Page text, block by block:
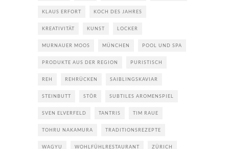
KLAUS ERFORT KOCH DES JAHRES
KREATIVITÄT KUNST LOCKER
MURNAUER MOOS MÜNCHEN POOL UND SPA
PRODUKTE AUS DER REGION PURISTISCH
REH REHRÜCKEN SAIBLINGSKAVIAR
STEINBUTT STÖR SUBTILES AROMENSPIEL
SVEN ELVERFELD TANTRIS TIM RAUE
TOHRU NAKAMURA TRADITIONSREZEPTE
WAGYU WOHLFÜHLRESTAURANT ZÜRICH